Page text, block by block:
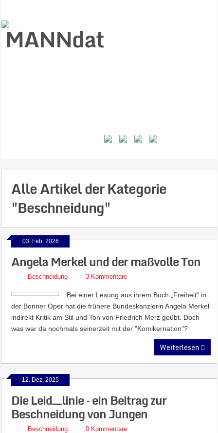
Alle Artikel der Kategorie
"Beschneidung"
03. Feb. 2026
Angela Merkel und der maßvolle Ton
Beschneidung 3 Kommentare
Bei einer Lesung aus ihrem Buch „Freiheit“ in
der Bonner Oper hat die frühere Bundeskanzlerin Angela Merkel
indirekt Kritik am Stil und Ton von Friedrich Merz geübt. Doch
was war da nochmals seinerzeit mit der "Komikernation"?
Weiterlesen
12. Dez. 2025
Die Leid__linie – ein Beitrag zur
Beschneidung von Jungen
Beschneidung 0 Kommentare